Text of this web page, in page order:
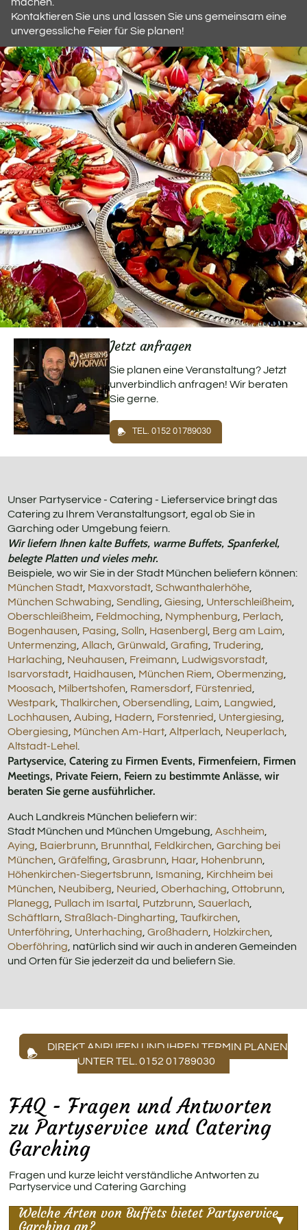
machen.
Kontaktieren Sie uns und lassen Sie uns gemeinsam eine
unvergessliche Feier für Sie planen!
Jetzt anfragen
Sie planen eine Veranstaltung? Jetzt
unverbindlich anfragen! Wir beraten
Sie gerne.
TEL. 0152 01789030
Unser Partyservice - Catering - Lieferservice bringt das
Catering zu Ihrem Veranstaltungsort, egal ob Sie in
Garching oder Umgebung feiern.
Wir liefern Ihnen kalte Buffets, warme Buffets, Spanferkel,
belegte Platten und vieles mehr.
Beispiele, wo wir Sie in der Stadt München beliefern können:
München Stadt Maxvorstadt ,Schwanthalerhöhe
München Schwabing ,Sendling ,Giesing Unterschleißheim
Oberschleißheim Feldmoching Nymphenburg Perlach
Bogenhausen Pasing ,Solln Hasenbergl Berg am Laim
Untermenzing ,Allach ,Grünwald ,Grafing ,Trudering
Harlaching Neuhausen Freimann Ludwigsvorstadt
Isarvorstadt Haidhausen München Riem ,Obermenzing
Moosach Milbertshofen Ramersdorf Fürstenried
Westpark ,Thalkirchen ,Obersendling Laim Langwied
Lochhausen ,Aubing Hadern Forstenried Untergiesing
Obergiesing München Am-Hart ,Altperlach Neuperlach
Altstadt-Lehel
Partyservice, Catering zu Firmen Events, Firmenfeiern, Firmen
Meetings, Private Feiern, Feiern zu bestimmte Anlässe, wir
beraten Sie gerne ausführlicher.
Auch Landkreis München beliefern wir:
Stadt München und München Umgebung,Aschheim
Aying Baierbrunn Brunnthal Feldkirchen ,Garching bei
München ,Gräfelfing ,Grasbrunn Haar, Hohenbrunn
Höhenkirchen-Siegertsbrunn Ismaning Kirchheim bei
München Neubiberg Neuried ,Oberhaching ,Ottobrunn
Planegg Pullach im Isartal Putzbrunn ,Sauerlach
Schäftlarn ,Straßlach-Dingharting ,Taufkirchen
Unterföhring Unterhaching ,Großhadern Holzkirchen
Oberföhring , natürlich sind wir auch in anderen Gemeinden
und Orten für Sie jederzeit da und beliefern Sie.
DIREKT ANRUFEN UND IHREN TERMIN PLANEN
UNTER TEL. 0152 01789030
FAQ - Fragen und Antworten
zu Partyservice und Catering
Garching
Fragen und kurze leicht verständliche Antworten zu
Partyservice und Catering Garching
Welche Arten von Buffets bietet Partyservice
Garching an?